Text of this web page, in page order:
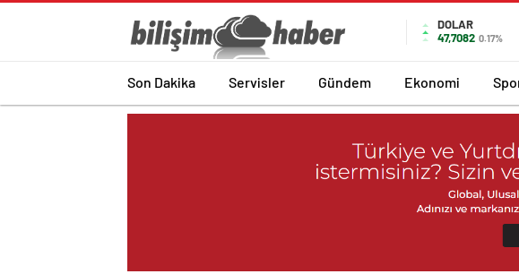
DOLAR
47,7082 0.17%
Son Dakika Servisler Gündem Ekonomi